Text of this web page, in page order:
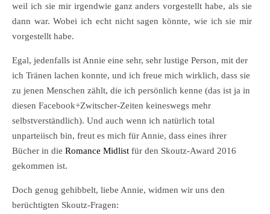
weil ich sie mir irgendwie ganz anders vorgestellt habe, als sie
dann war. Wobei ich echt nicht sagen könnte, wie ich sie mir
vorgestellt habe.
Egal, jedenfalls ist Annie eine sehr, sehr lustige Person, mit der
ich Tränen lachen konnte, und ich freue mich wirklich, dass sie
zu jenen Menschen zählt, die ich persönlich kenne (das ist ja in
diesen Facebook+Zwitscher-Zeiten keineswegs mehr
selbstverständlich). Und auch wenn ich natürlich total
unparteiisch bin, freut es mich für Annie, dass eines ihrer
Bücher in die Romance Midlist für den Skoutz-Award 2016
gekommen ist.
Doch genug gehibbelt, liebe Annie, widmen wir uns den
berüchtigten Skoutz-Fragen: